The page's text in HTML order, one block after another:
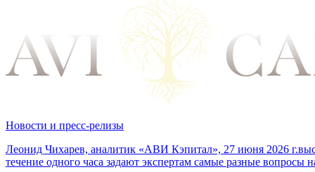
Новости и пресс-релизы
Леонид Чихарев, аналитик «АВИ Кэпитал», 27 июня 2026
течение одного часа задают экспертам самые разные вопросы